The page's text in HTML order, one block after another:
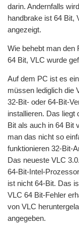
darin. Andernfalls
handbrake ist 64 Bit,
angezeigt.
Wie behebt man den
64 Bit, VLC wurde
Auf dem PC ist es
müssen lediglich die
32-Bit- oder 64-Bit-
installieren. Das liegt
Bit als auch in 64 Bit
man das nicht so
funktionieren 32-Bit-
Das neueste VLC
64-Bit-Intel-
ist nicht 64-Bit. Das
VLC 64 Bit-Fehler
von VLC
angegeben.